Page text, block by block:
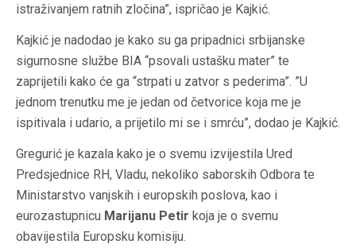
istraživanjem ratnih zločina”, ispričao je Kajkić.
Kajkić je nadodao je kako su ga pripadnici srbijanske
sigurnosne službe BIA “psovali ustašku mater” te
zaprijetili kako će ga “strpati u zatvor s pederima”. ”U
jednom trenutku me je jedan od četvorice koja me je
ispitivala i udario, a prijetilo mi se i smrću”, dodao je Kajkić.
Gregurić je kazala kako je o svemu izvijestila Ured
Predsjednice RH, Vladu, nekoliko saborskih Odbora te
Ministarstvo vanjskih i europskih poslova, kao i
eurozastupnicu Marijanu Petir koja je o svemu
obavijestila Europsku komisiju.